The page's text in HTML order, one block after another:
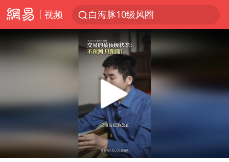
视频
白海豚10级风圈
王传君 《披荆斩棘》
上海暴雨红色预警
Play
00:00